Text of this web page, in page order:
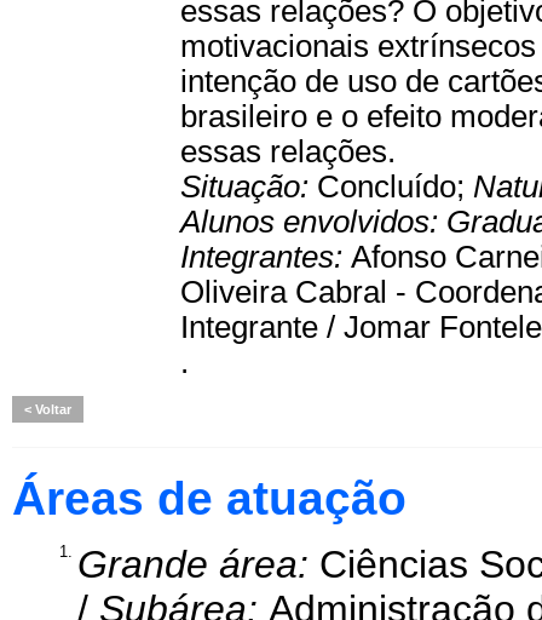
essas relações? O
motivacionais
intenção de uso de
brasileiro e o efeito
essas relações.
Situação: Concluído;
Alunos envolvidos:
Integrantes: Afonso
Oliveira Cabral -
Integrante / Jomar
.
Voltar
Áreas de atuação
1. Grande área: Ciências
/ Subárea: Administração